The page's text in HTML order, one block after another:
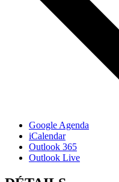
Google Agenda
iCalendar
Outlook 365
Outlook Live